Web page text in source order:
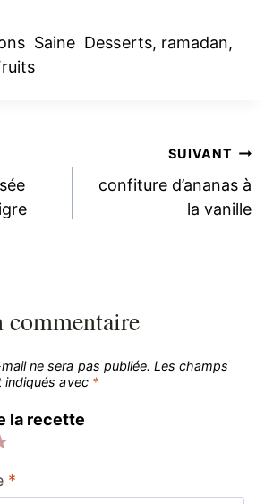
Saine Desserts, ramadan,
SUIVANT
confiture d’ananas à
la vanille
commentaire
ne sera pas publiée. Les champs
indiqués avec *
la recette
*